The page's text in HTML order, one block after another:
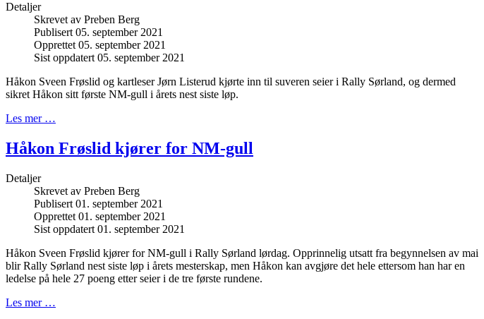
Detaljer
Skrevet av Preben Berg
Publisert 05. september 2021
Opprettet 05. september 2021
Sist oppdatert 05. september 2021
Håkon Sveen Frøslid og kartleser Jørn Listerud kjørte inn til suveren seier i Rally Sørland, og dermed
sikret Håkon sitt første NM-gull i årets nest siste løp.
Les mer …
Håkon Frøslid kjører for NM-gull
Detaljer
Skrevet av Preben Berg
Publisert 01. september 2021
Opprettet 01. september 2021
Sist oppdatert 01. september 2021
Håkon Sveen Frøslid kjører for NM-gull i Rally Sørland lørdag. Opprinnelig utsatt fra begynnelsen av mai
blir Rally Sørland nest siste løp i årets mesterskap, men Håkon kan avgjøre det hele ettersom han har en
ledelse på hele 27 poeng etter seier i de tre første rundene.
Les mer …